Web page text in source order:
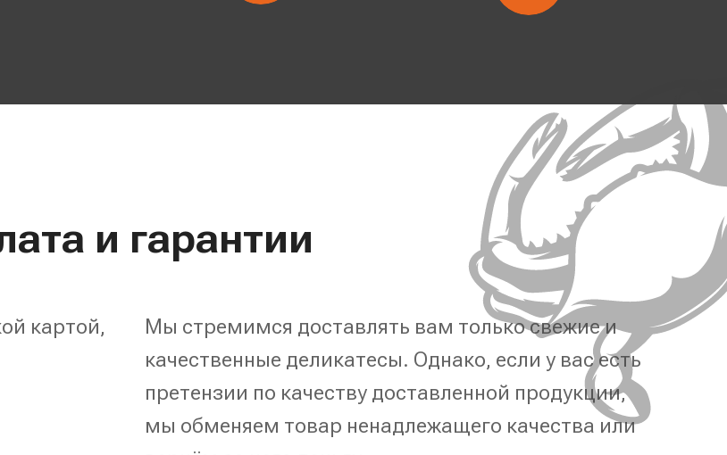
и гарантии
картой,
Мы стремимся доставлять вам только свежие и
качественные деликатесы. Однако, если у вас есть
претензии по качеству доставленной продукции,
мы обменяем товар ненадлежащего качества или